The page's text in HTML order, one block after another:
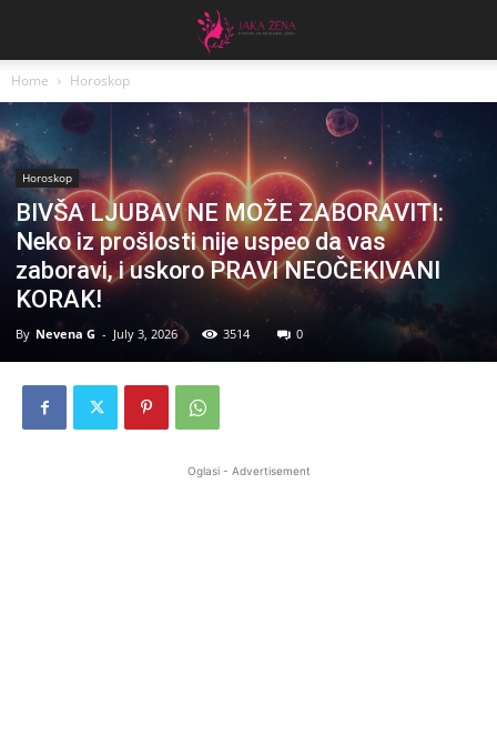
Home Horoskop
Horoskop
BIVŠA LJUBAV NE MOŽE ZABORAVITI:
Neko iz prošlosti nije uspeo da vas
zaboravi, i uskoro PRAVI NEOČEKIVANI
KORAK!
By Nevena G - July 3, 2026 3514 0
Oglasi - Advertisement